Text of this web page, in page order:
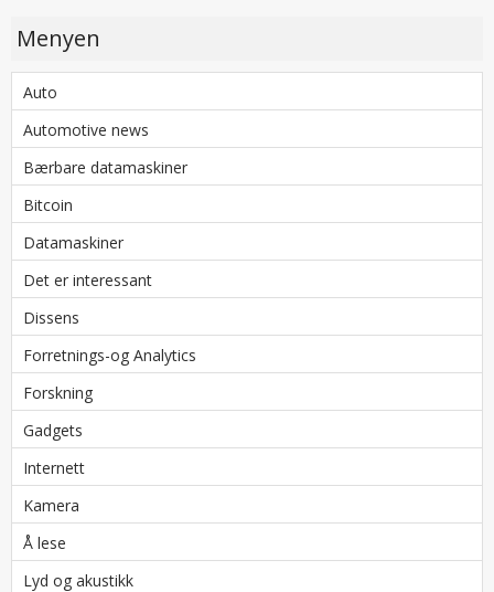
Menyen
Auto
Automotive news
Bærbare datamaskiner
Bitcoin
Datamaskiner
Det er interessant
Dissens
Forretnings-og Analytics
Forskning
Gadgets
Internett
Kamera
Å lese
Lyd og akustikk